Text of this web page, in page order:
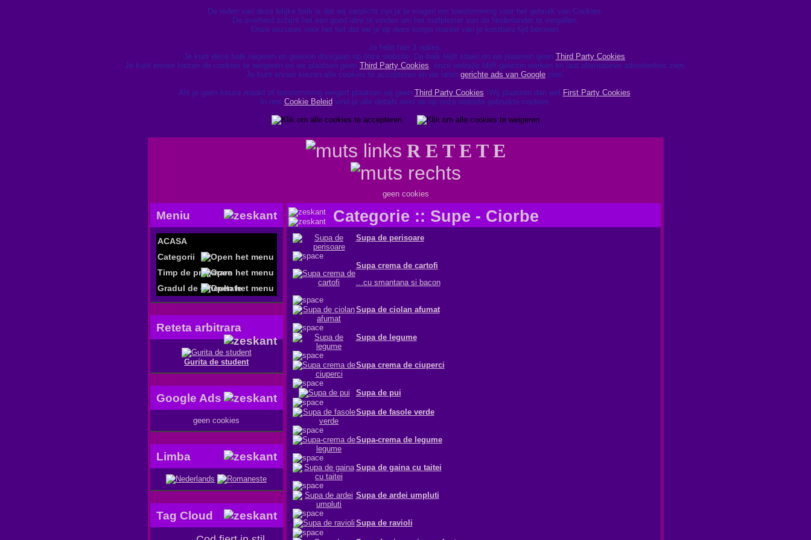
De reden van deze lelijke balk is dat wij verplicht zijn je te vragen om toestemming voor het gebruik van Cookies.
De overheid schijnt het een goed idee te vinden om het surfplezier van de Nederlander te vergallen.
Onze excuses voor het feit dat we je op deze lompe manier van je kostbare tijd beroven.
Je hebt hier 3 opties,
Je kunt deze balk negeren en gewoon doorgaan op onze website. De balk blijft staan en we plaatsen geen Third Party Cookies.
Je kunt ervoor kiezen de cookies te weigeren en we plaatsen geen Third Party Cookies, onze website blijft gewoon werken en laat alternatieve advertenties zien.
Je kunt ervoor kiezen alle cookies te accepteren en we laten gerichte ads van Google zien.
Als je geen keuze maakt of toestemming weigert plaatsen wij geen Third Party Cookies. Wij plaatsen dan wel First Party Cookies.
In ons Cookie Beleid vind je alle details over de op onze website gebruikte cookies.
R E T E T E
geen cookies
Meniu
ACASA
Categorii
Timp de preparare
Gradul de dificultate
Reteta arbitrara
Gurita de student
Google Ads
geen cookies
Limba
Tag Cloud
Categorie :: Supe - Ciorbe
Supa de perisoare
Supa crema de cartofi
...cu smantana si bacon
Supa de ciolan afumat
Supa de legume
Supa crema de ciuperci
Supa de pui
Supa de fasole verde
Supa-crema de legume
Supa de gaina cu taitei
Supa de ardei umpluti
Supa de ravioli